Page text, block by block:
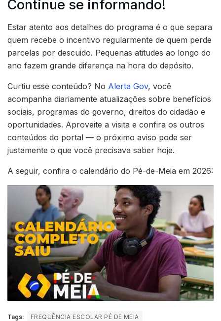
Continue se informando!
Estar atento aos detalhes do programa é o que separa
quem recebe o incentivo regularmente de quem perde
parcelas por descuido. Pequenas atitudes ao longo do
ano fazem grande diferença na hora do depósito.
Curtiu esse conteúdo? No Alerta Gov, você
acompanha diariamente atualizações sobre benefícios
sociais, programas do governo, direitos do cidadão e
oportunidades. Aproveite a visita e confira os outros
conteúdos do portal — o próximo aviso pode ser
justamente o que você precisava saber hoje.
A seguir, confira o calendário do Pé-de-Meia em 2026:
Tags:
FREQUÊNCIA ESCOLAR PÉ DE MEIA